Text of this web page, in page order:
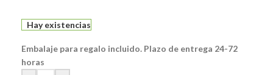
Hay existencias
Embalaje para regalo incluido. Plazo de entrega 24-72
horas